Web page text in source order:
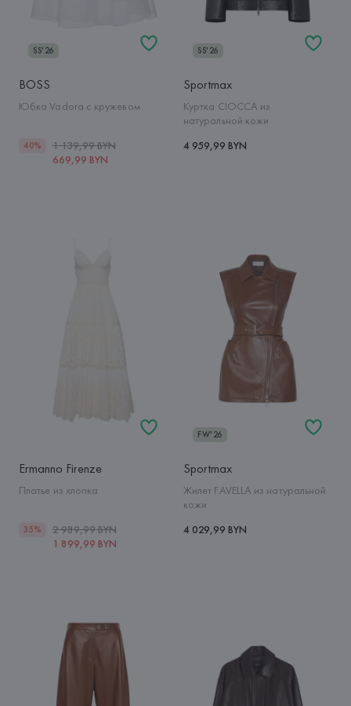
SS'26
BOSS
Юбка Vadora с кружевом
40%
1 139,99 BYN
669,99 BYN
SS'26
Sportmax
Куртка CIOCCA из
натуральной кожи
4 959,99 BYN
Ermanno Firenze
Платье из хлопка
35%
2 989,99 BYN
1 899,99 BYN
FW'26
Sportmax
Жилет FAVELLA из натуральной
кожи
4 029,99 BYN